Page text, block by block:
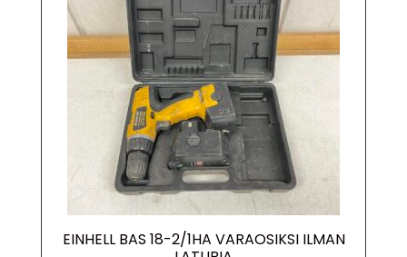
EINHELL BAS 18-2/1HA VARAOSIKSI ILMAN